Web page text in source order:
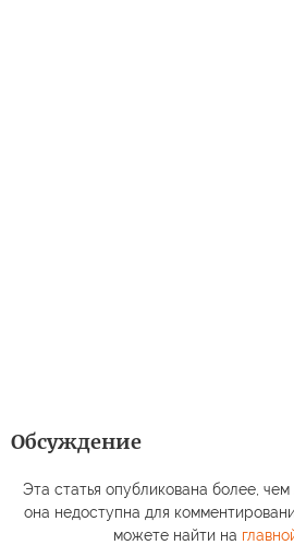
Обсуждение
Эта статья опубликована более, чем
она недоступна для
можете найти на